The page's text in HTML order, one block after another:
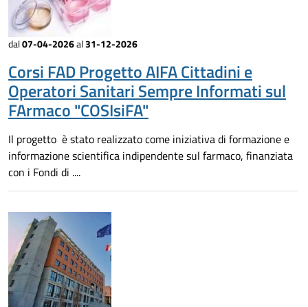
dal07-04-2026al31-12-2026
Corsi FAD Progetto AIFA Cittadini e
Operatori Sanitari Sempre Informati sul
FArmaco "COSIsiFA"
Il progetto è stato realizzato come iniziativa di formazione e
informazione scientifica indipendente sul farmaco, finanziata
con i Fondi di ....